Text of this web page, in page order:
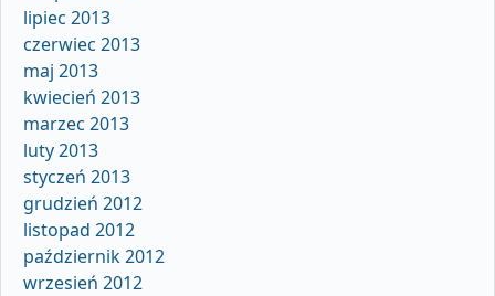
lipiec 2013
czerwiec 2013
maj 2013
kwiecień 2013
marzec 2013
luty 2013
styczeń 2013
grudzień 2012
listopad 2012
październik 2012
wrzesień 2012